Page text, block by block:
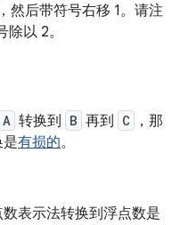
然后带符号右移 1。请注
以 2。
A 转换到 B 再到 C
，那
有损的。
表示法转换到浮点数是